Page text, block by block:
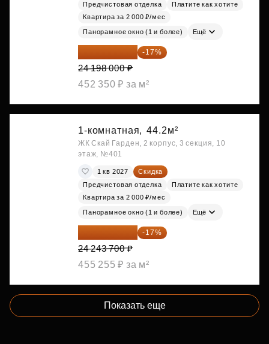
Предчистовая отделка
Платите как хотите
Квартира за 2 000 ₽/мес
Панорамное окно (1 и более) Ещё
20 084 340 ₽ -17%
24 198 000 ₽
452 350 ₽ за м²
1-комнатная, 44.2м²
ЖК Скай Гарден, 2 корпус, 3 секция, 10
этаж, №401
1 кв 2027
Скидка
Предчистовая отделка
Платите как хотите
Квартира за 2 000 ₽/мес
Панорамное окно (1 и более) Ещё
20 122 271 ₽ -17%
24 243 700 ₽
455 255 ₽ за м²
Показать еще